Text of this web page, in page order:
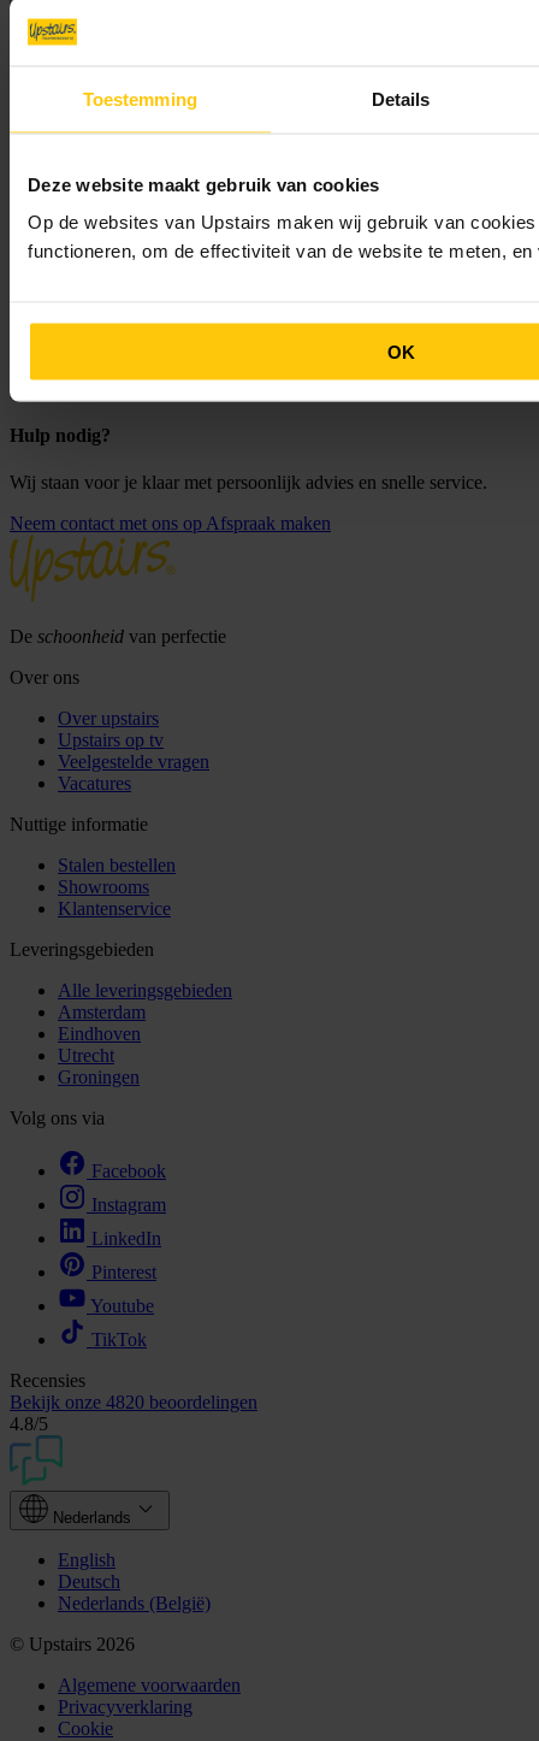
Toestemming Details
Deze website maakt gebruik van cookies
Op de websites van Upstairs maken wij gebruik van
functioneren, om de effectiviteit van de website te meten,
OK
Postcode
Je vraag (optioneel)
Ik ga akkoord met de privacyverklaring van Upstairs
Hulp nodig?
Wij staan voor je klaar met persoonlijk advies en snelle service.
Neem contact met ons op Afspraak maken
De schoonheid van perfectie
Over ons
Over upstairs
Upstairs op tv
Veelgestelde vragen
Vacatures
Nuttige informatie
Stalen bestellen
Showrooms
Klantenservice
Leveringsgebieden
Alle leveringsgebieden
Amsterdam
Eindhoven
Utrecht
Groningen
Volg ons via
Facebook
Instagram
LinkedIn
Pinterest
Youtube
TikTok
Recensies
Bekijk onze 4820 beoordelingen
4.8/5
Nederlands
English
Deutsch
Nederlands (België)
© Upstairs 2026
Algemene voorwaarden
Privacyverklaring
Cookie